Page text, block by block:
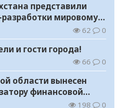
представили
мировому
62 0
и гости города!
66 0
области вынесен
финансовой
198 0